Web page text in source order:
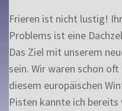
Frieren ist nicht lustig!
Problems ist eine
Das Ziel mit unserem
sein. Wir waren schon
diesem europäischen
Pisten kannte ich